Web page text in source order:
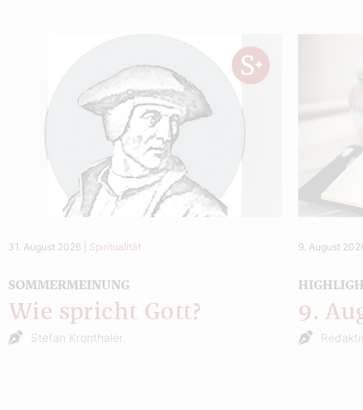
31. August 2026 Spiritualität
SOMMERMEINUNG
Wie spricht Gott?
Stefan Kronthaler
9. August
9.